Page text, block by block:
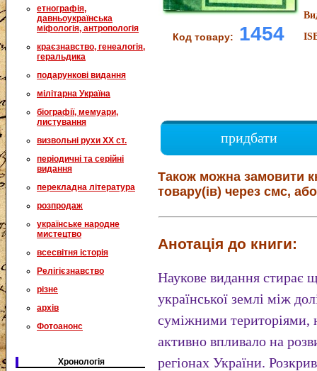
етнографія,
давньоукраїнська
міфологія, антропологія
краєзнавство, генеалогія,
геральдика
подарункові видання
мілітарна Україна
біографії, мемуари,
листування
визвольні рухи XX ст.
періодичні та серійні
видання
перекладна література
розпродаж
українське народне
мистецтво
всесвітня історія
Релігієзнавство
різне
архів
Фотоанонс
Хронологія
Код товару: 1454
придбати
Також можна замовити
товару(ів) через смс,
Анотація до книги:
Наукове видання стирає
української землі між
суміжними територіями,
активно впливало на
регіонах України.